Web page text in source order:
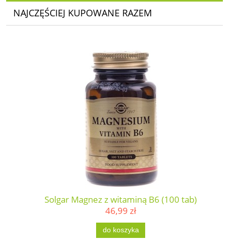
NAJCZĘŚCIEJ KUPOWANE RAZEM
Solgar Magnez z witaminą B6 (100 tab)
46,99 zł
do koszyka